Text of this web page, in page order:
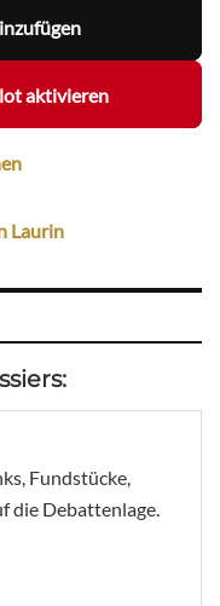
aktivieren
Laurin
Fundstücke,
die Debattenlage.